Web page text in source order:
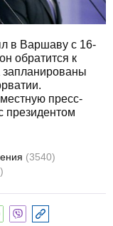
в Варшаву с 16-
обратится к
запланированы
пресс-
президентом
(3540)